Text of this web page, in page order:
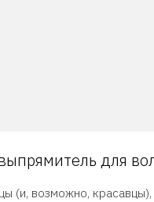
для
(и, возможно, красавцы),